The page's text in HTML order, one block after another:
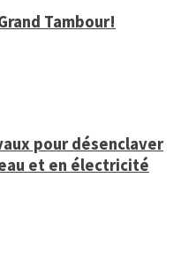
Tambour!
pour désenclaver
et en électricité